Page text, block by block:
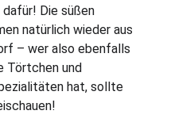
Die süßen
natürlich wieder aus
– wer also ebenfalls
Törtchen und
hat, sollte